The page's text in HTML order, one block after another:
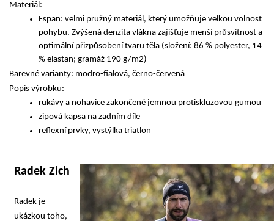
Materiál:
Espan: velmi pružný materiál, který umožňuje velkou volnost
pohybu. Zvýšená denzita vlákna zajišťuje menší průsvitnost a
optimální přizpůsobení tvaru těla (složení: 86 % polyester, 14
% elastan; gramáž 190 g/m2)
Barevné varianty: modro-fialová, černo-červená
Popis výrobku:
rukávy a nohavice zakončené jemnou protiskluzovou gumou
zipová kapsa na zadním díle
reflexní prvky, vystýlka triatlon
Radek Zich
Radek je
ukázkou toho,